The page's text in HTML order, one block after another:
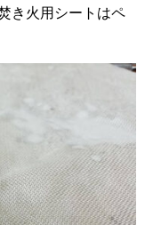
き火用シートはペ